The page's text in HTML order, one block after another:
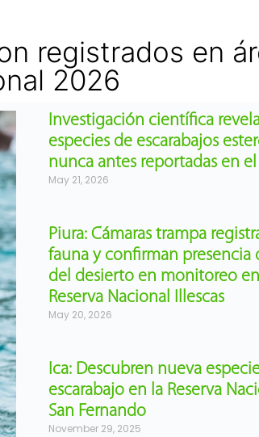
registrados en
2026
Investigación científica
especies de escarabajos
nunca antes reportadas en el
May 21, 2026
Piura: Cámaras trampa
fauna y confirman presencia
del desierto en monitoreo
Reserva Nacional Illescas
May 20, 2026
Ica: Descubren nueva
escarabajo en la Reserva
San Fernando
November 29, 2025